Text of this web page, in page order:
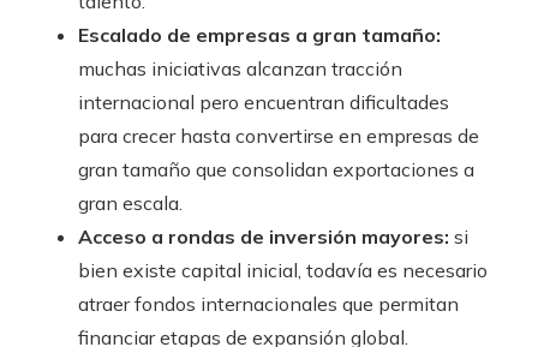
Escalado de empresas a gran tamaño:
muchas iniciativas alcanzan tracción
internacional pero encuentran dificultades
para crecer hasta convertirse en empresas de
gran tamaño que consolidan exportaciones a
gran escala.
Acceso a rondas de inversión mayores: si
bien existe capital inicial, todavía es necesario
atraer fondos internacionales que permitan
financiar etapas de expansión global.